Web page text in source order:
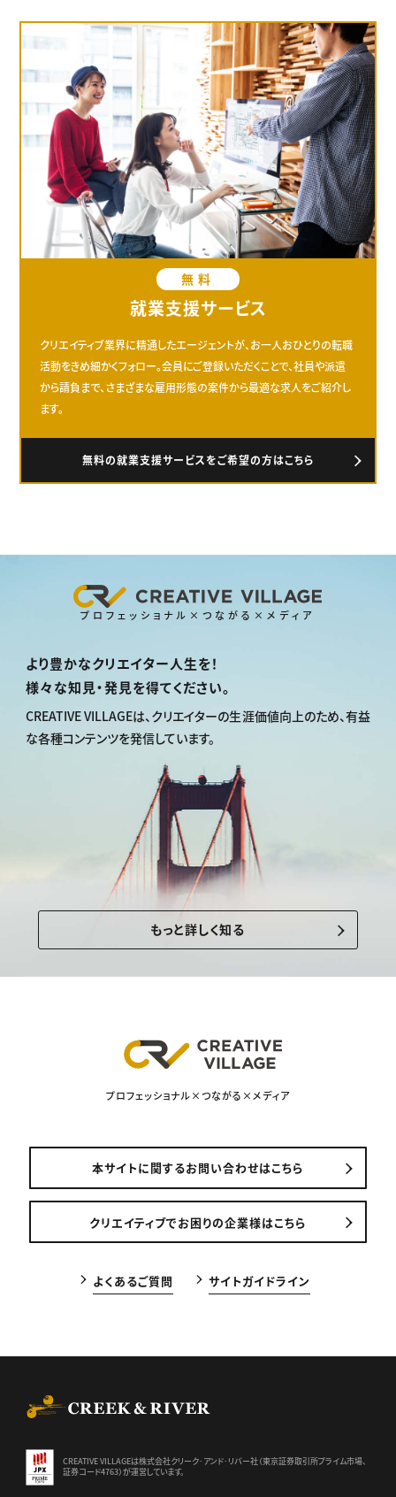
無料
就業支援サービス
クリエイティブ業界に精通したエージェントが、お一人おひとりの転職
活動をきめ細かくフォロー。会員にご登録いただくことで、社員や派遣
から請負まで、さまざまな雇用形態の案件から最適な求人をご紹介し
ます。
無料の就業支援サービスをご希望の方はこちら
プロフェッショナル×つながる×メディア
より豊かなクリエイター人生を！
様々な知見・発見を得てください。
CREATIVE VILLAGEは、クリエイターの生涯価値向上のため、有益
な各種コンテンツを発信しています。
もっと詳しく知る
プロフェッショナル×つながる×メディア
本サイトに関するお問い合わせはこちら
クリエイティブでお困りの企業様はこちら
よくあるご質問 サイトガイドライン
CREATIVE VILLAGEは株式会社クリーク･アンド･リバー社（東京証券取引所プライム市場、
証券コード4763）が運営しています。